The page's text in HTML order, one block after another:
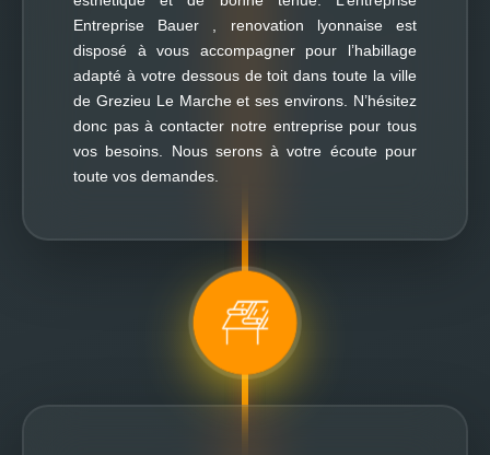
Entreprise Bauer , renovation lyonnaise est
disposé à vous accompagner pour l’habillage
adapté à votre dessous de toit dans toute la ville
de Grezieu Le Marche et ses environs. N’hésitez
donc pas à contacter notre entreprise pour tous
vos besoins. Nous serons à votre écoute pour
toute vos demandes.